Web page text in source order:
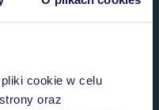
cookie w celu
oraz